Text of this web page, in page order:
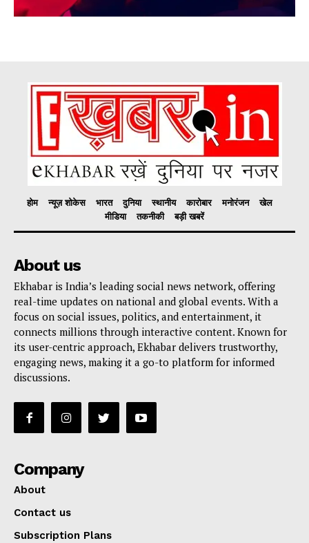
होम न्यूज़ शोकेस भारत दुनिया स्थानीय कारोबार मनोरंजन
खेल
मीडिया
तकनीकी बड़ी खबरें
About us
Ekhabar is India’s leading social news network, offering
real-time updates on national and global events. With a
focus on social issues, politics, and entertainment, it
connects millions through interactive content. Known for
its user-centric approach, Ekhabar delivers trustworthy,
engaging news, making it a go-to platform for informed
discussions.
Company
About
Contact us
Subscription Plans